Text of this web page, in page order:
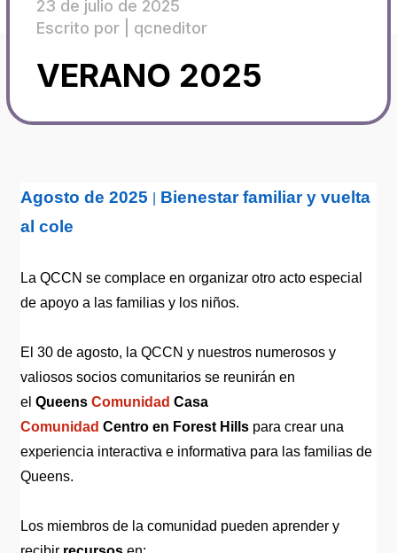
23 de julio de 2025
Escrito por | qcneditor
VERANO 2025
Agosto de 2025
Bienestar familiar y vuelta
al cole
La QCCN se complace en organizar otro acto especial
de apoyo a las familias y los niños.
El 30 de agosto, la QCCN y nuestros numerosos y
valiosos socios comunitarios se reunirán en
el Queens Comunidad Casa
Comunidad Centro en Forest Hills para crear una
experiencia interactiva e informativa para las familias de
Queens.
Los miembros de la comunidad pueden aprender y